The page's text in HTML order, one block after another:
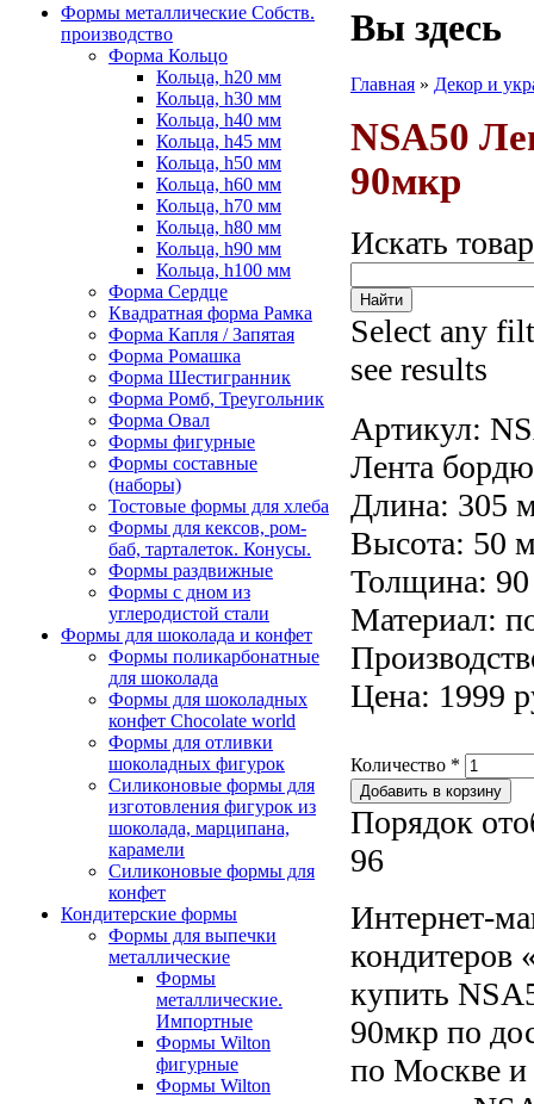
Формы металлические Собств.
производство
Форма Кольцо
Кольца, h20 мм
Кольца, h30 мм
Кольца, h40 мм
Кольца, h45 мм
Кольца, h50 мм
Кольца, h60 мм
Кольца, h70 мм
Кольца, h80 мм
Кольца, h90 мм
Кольца, h100 мм
Форма Сердце
Квадратная форма Рамка
Форма Капля / Запятая
Форма Ромашка
Форма Шестигранник
Форма Ромб, Треугольник
Форма Овал
Формы фигурные
Формы составные
(наборы)
Тостовые формы для хлеба
Формы для кексов, ром-
баб, тарталеток. Конусы.
Формы раздвижные
Формы с дном из
углеродистой стали
Формы для шоколада и конфет
Формы поликарбонатные
для шоколада
Формы для шоколадных
конфет Сhocolate world
Формы для отливки
шоколадных фигурок
Силиконовые формы для
изготовления фигурок из
шоколада, марципана,
карамели
Силиконовые формы для
конфет
Кондитерские формы
Формы для выпечки
металлические
Формы
металлические.
Импортные
Формы Wilton
фигурные
Формы Wilton
Вы здесь
Главная » Декор и
NSA50
90мкр
Искать
Select any
see results
Артикул:
Лента
Длина: 305
Высота: 50
Толщина:
Материал:
Цена: 1999
Количество *
Порядок
96
Интернет-
кондитеров
купить
90мкр по
по Москве и